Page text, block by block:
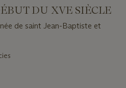
DU XVE SIÈCLE
de saint Jean-Baptiste et